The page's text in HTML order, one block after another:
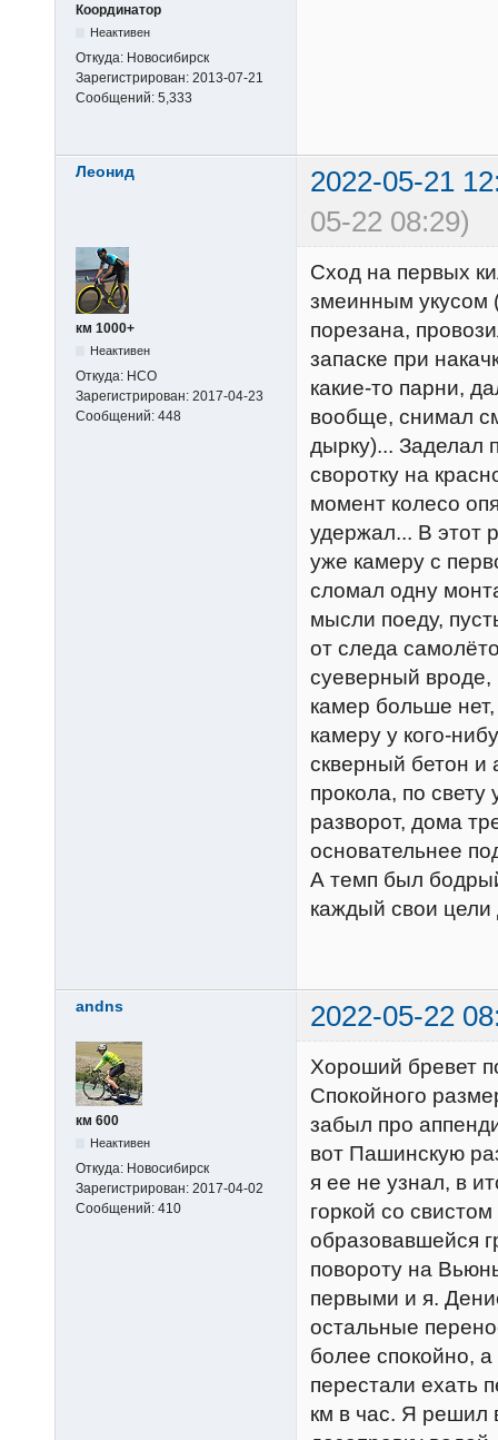
Координатор
Неактивен
Откуда: Новосибирск
Зарегистрирован: 2013-07-21
Сообщений: 5,333
Леонид
2022-05-21
05-22 08:29)
км 1000+
Неактивен
Откуда: НСО
Зарегистрирован: 2017-04-23
Сообщений: 448
Сход на первых
змеинным укусом
порезана,
запаске при
какие-то парни,
вообще, снимал
дырку)... Заделал
своротку на
момент колесо
удержал... В этот
уже камеру с
сломал одну
мысли поеду,
от следа
суеверный вроде,
камер больше
камеру у кого-
скверный бетон и
прокола, по свету
разворот, дома
основательнее
А темп был
каждый свои цели
andns 2022-05-22
км 600
Неактивен
Откуда: Новосибирск
Зарегистрирован: 2017-04-02
Сообщений: 410
Хороший бревет
Спокойного
забыл про
вот Пашинскую
я ее не узнал, в
горкой со
образовавшейся
повороту на
первыми и я.
остальные
более спокойно,
перестали ехать
км в час. Я решил